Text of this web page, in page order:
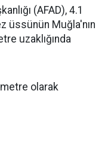
(AFAD), 4.1
üssünün Muğla'nın
uzaklığında
olarak